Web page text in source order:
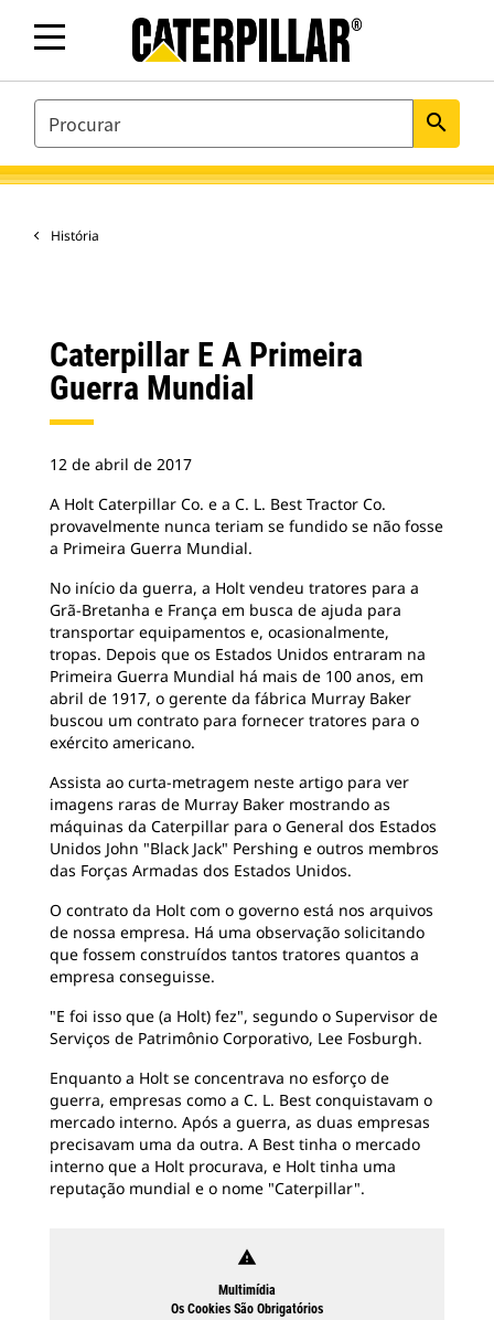
SEARCH search
História
Caterpillar E A Primeira
Guerra Mundial
12 de abril de 2017
A Holt Caterpillar Co. e a C. L. Best Tractor Co.
provavelmente nunca teriam se fundido se não fosse
a Primeira Guerra Mundial.
No início da guerra, a Holt vendeu tratores para a
Grã-Bretanha e França em busca de ajuda para
transportar equipamentos e, ocasionalmente,
tropas. Depois que os Estados Unidos entraram na
Primeira Guerra Mundial há mais de 100 anos, em
abril de 1917, o gerente da fábrica Murray Baker
buscou um contrato para fornecer tratores para o
exército americano.
Assista ao curta-metragem neste artigo para ver
imagens raras de Murray Baker mostrando as
máquinas da Caterpillar para o General dos Estados
Unidos John "Black Jack" Pershing e outros membros
das Forças Armadas dos Estados Unidos.
O contrato da Holt com o governo está nos arquivos
de nossa empresa. Há uma observação solicitando
que fossem construídos tantos tratores quantos a
empresa conseguisse.
"E foi isso que (a Holt) fez", segundo o Supervisor de
Serviços de Patrimônio Corporativo, Lee Fosburgh.
Enquanto a Holt se concentrava no esforço de
guerra, empresas como a C. L. Best conquistavam o
mercado interno. Após a guerra, as duas empresas
precisavam uma da outra. A Best tinha o mercado
interno que a Holt procurava, e Holt tinha uma
reputação mundial e o nome "Caterpillar".
warning
Multimídia
Os Cookies São Obrigatórios